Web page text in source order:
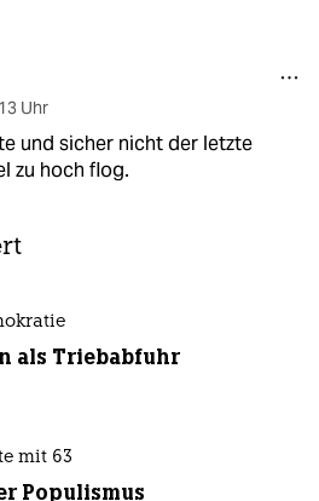
Uhr
und sicher nicht der letzte
zu hoch flog.
als Triebabfuhr
mit 63
Populismus